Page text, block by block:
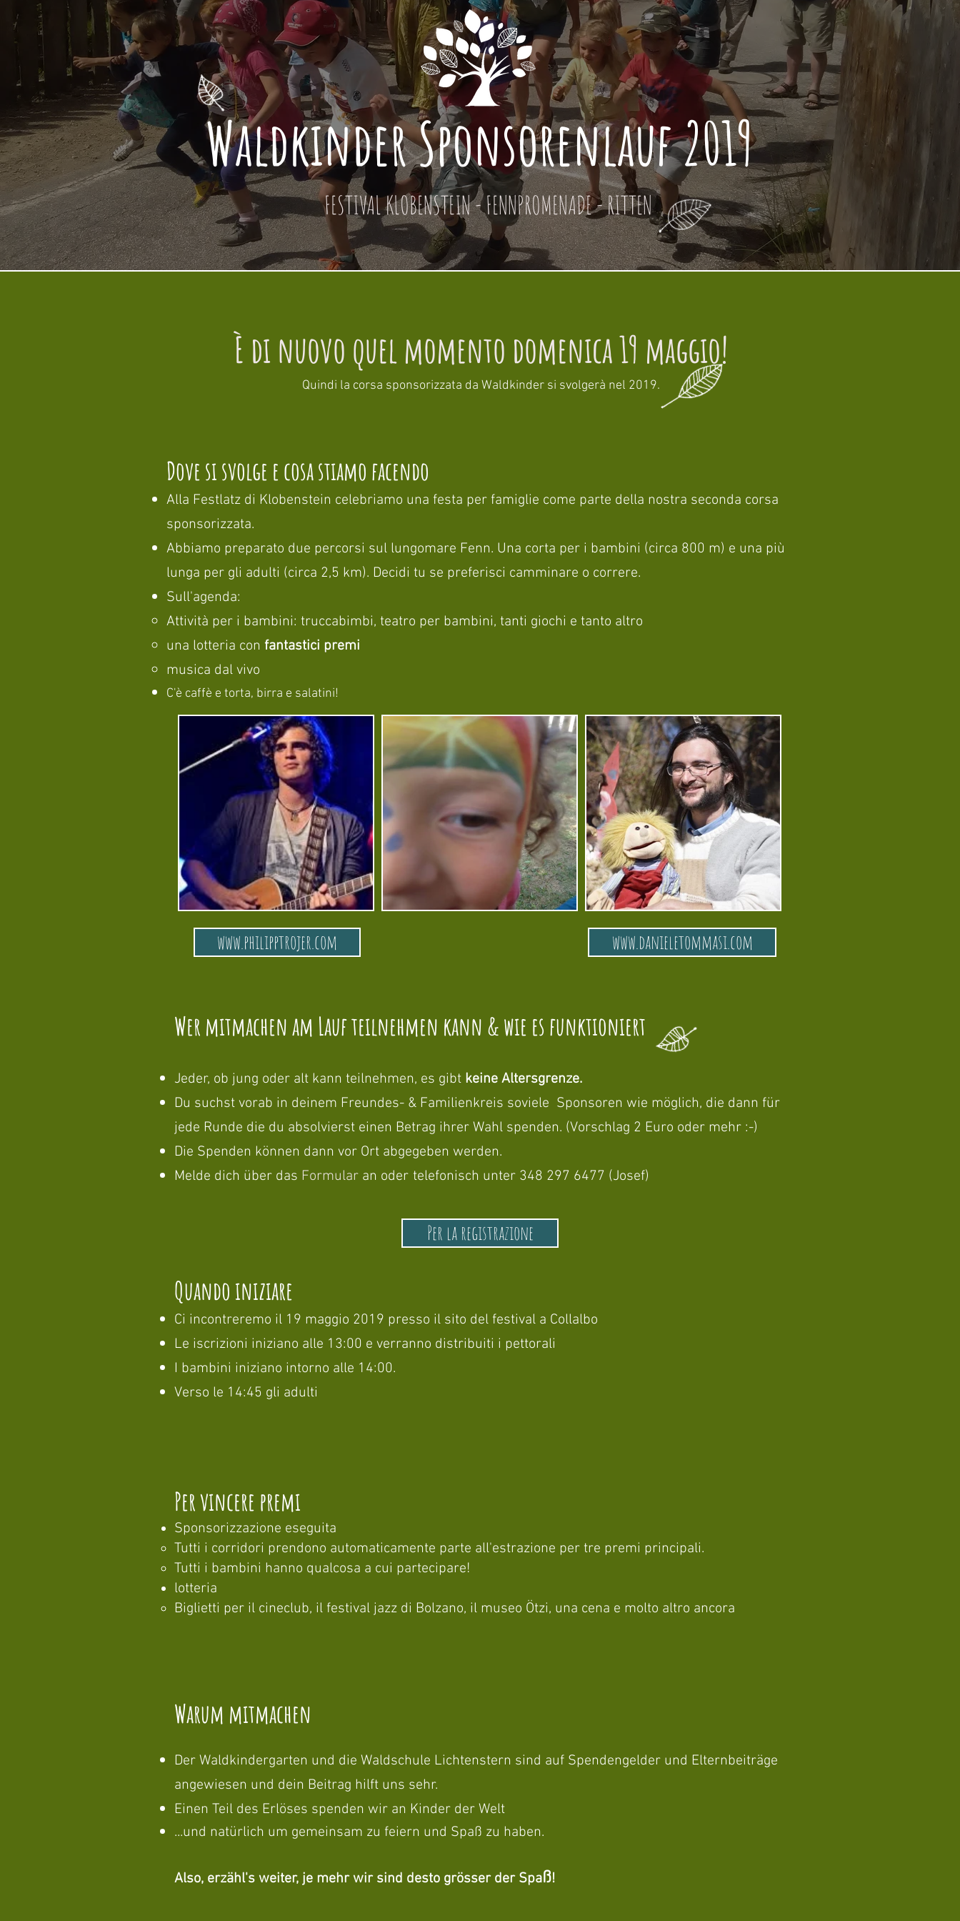
Waldkinder Sponsorenlauf 2019
FESTIVAL KLOBENSTEIN - FENNPROMENADE - RITTEN
È di nuovo quel momento domenica 19 maggio!
Quindi la corsa sponsorizzata da Waldkinder si svolgerà nel 2019.
Dove si svolge e cosa stiamo facendo
Alla Festlatz di Klobenstein celebriamo una festa per famiglie come parte della nostra seconda corsa
sponsorizzata.
Abbiamo preparato due percorsi sul lungomare Fenn. Una corta per i bambini (circa 800 m) e una più
lunga per gli adulti (circa 2,5 km). Decidi tu se preferisci camminare o correre.
Sull'agenda:
Attività per i bambini: truccabimbi, teatro per bambini, tanti giochi e tanto altro
una lotteria con fantastici premi
musica dal vivo
C'è caffè e torta, birra e salatini!
www.philipptrojer.com www.danieletommasi.com
Wer mitmachen am Lauf teilnehmen kann & wie es funktioniert
Jeder, ob jung oder alt ​ kann teilnehmen, es gibt keine Altersgrenze.
Du suchst vorab in deinem Freundes- & Familienkreis soviele Sponsoren wie möglich, die dann für
jede Runde die du absolvierst einen Betrag ihrer Wahl spenden. (Vorschlag 2 Euro oder mehr :-)
Die Spenden können dann vor Ort abgegeben werden.
Melde dich über das Formular an oder telefonisch unter 348 297 6477 (Josef)
Per la registrazione
Quando iniziare
Ci incontreremo il 19 maggio 2019 presso il sito del festival a Collalbo
Le iscrizioni iniziano alle 13:00 e verranno distribuiti i pettorali
I bambini iniziano intorno alle 14:00.
Verso le 14:45 gli adulti
Warum mitmachen
Der Waldkindergarten und die Waldschule Lichtenstern sind auf Spendengelder und Elternbeiträge
angewiesen und dein Beitrag hilft uns sehr.
Einen Teil des Erlöses spenden wir an Kinder der Welt
...und natürlich um gemeinsam zu feiern und Spaß zu haben.
Also, erzähl's weiter, je mehr wir sind desto grösser der Spaß!
Per vincere premi
Sponsorizzazione eseguita
Tutti i corridori prendono automaticamente parte all'estrazione per tre premi principali.
Tutti i bambini hanno qualcosa a cui partecipare!
lotteria
Biglietti per il cineclub, il festival jazz di Bolzano, il museo Ötzi, una cena e molto altro ancora